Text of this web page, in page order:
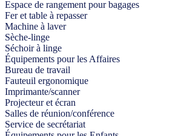
Espace de rangement pour bagages
Fer et table à repasser
Machine à laver
Sèche-linge
Séchoir à linge
Équipements pour les Affaires
Bureau de travail
Fauteuil ergonomique
Imprimante/scanner
Projecteur et écran
Salles de réunion/conférence
Service de secrétariat